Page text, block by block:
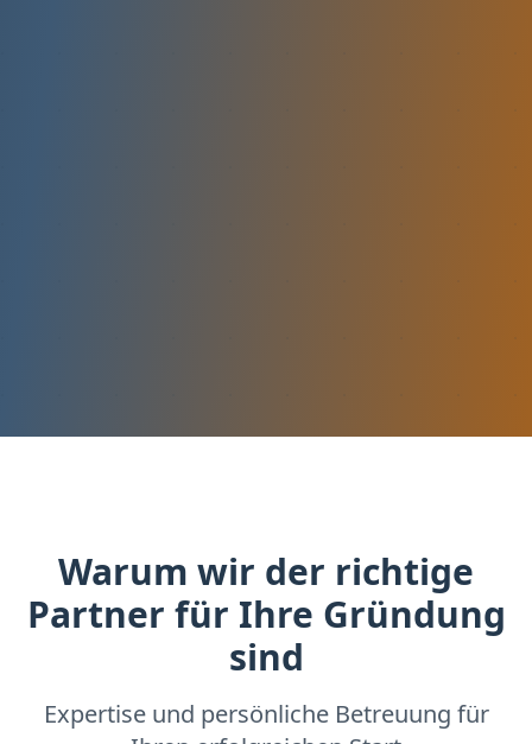
Warum wir der richtige
Partner für Ihre Gründung
sind
Expertise und persönliche Betreuung für